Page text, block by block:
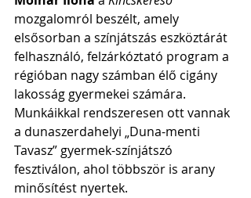
mozgalomról beszélt, amely
elsősorban a színjátszás eszköztárát
felhasználó, felzárkóztató program a
régióban nagy számban élő cigány
lakosság gyermekei számára.
Munkáikkal rendszeresen ott vannak
a dunaszerdahelyi „Duna-menti
Tavasz” gyermek-színjátszó
fesztiválon, ahol többször is arany
minősítést nyertek.